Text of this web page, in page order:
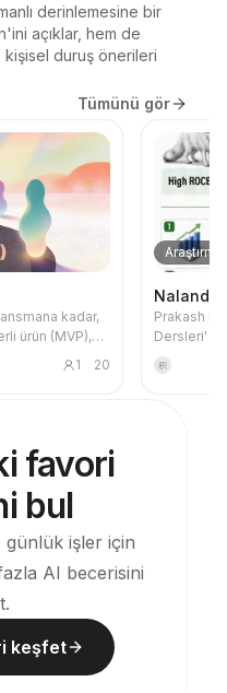
derinlemesine bir
açıklar, hem de
kişisel duruş önerileri
Tümünü gör
kadar,
ürün (MVP),
pratik
modüller
hata
ve
Temel fikir:
hala net
doğrulama,
desteği
1 20
Araştırma
Nalanda
Prakash
Dersleri'
积
favori
bul
günlük işler için
AI becerisini
keşfet